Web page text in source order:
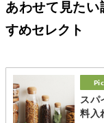
あわせて見た
すめセレクト
スパ
料入